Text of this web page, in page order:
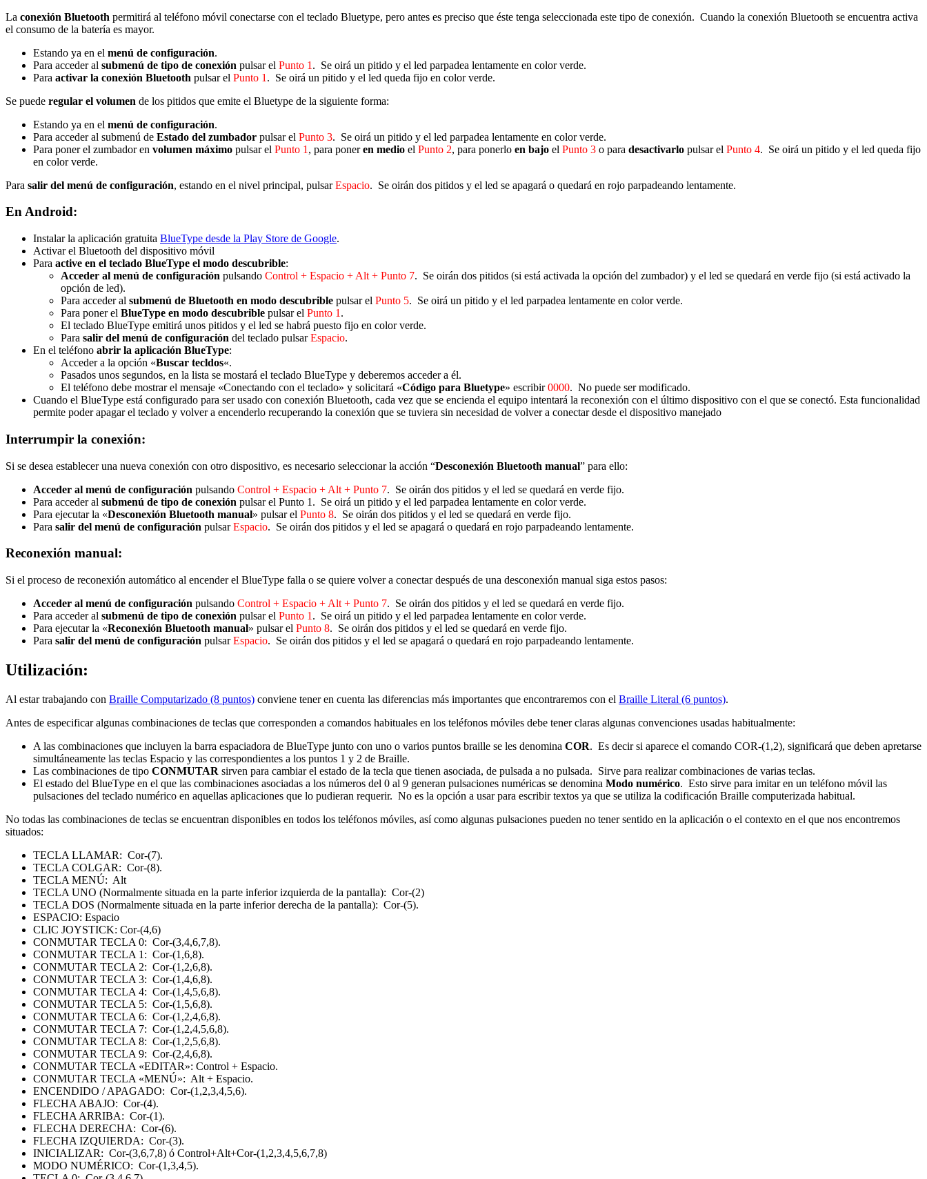
La conexión Bluetooth permitirá al teléfono móvil conectarse con el teclado Bluetype, pero antes es preciso que éste tenga seleccionada este tipo de conexión. Cuando la conexión Bluetooth se encuentra activa
el consumo de la batería es mayor.
Estando ya en el menú de configuración.
Para acceder al submenú de tipo de conexión pulsar el Punto 1 . Se oirá un pitido y el led parpadea lentamente en color verde.
Para activar la conexión Bluetooth pulsar el Punto 1 . Se oirá un pitido y el led queda fijo en color verde.
Se puede regular el volumen de los pitidos que emite el Bluetype de la siguiente forma:
Estando ya en el menú de configuración.
Para acceder al submenú de Estado del zumbador pulsar el Punto 3. Se oirá un pitido y el led parpadea lentamente en color verde.
Para poner el zumbador en volumen máximo pulsar el Punto 1 , para poneren medio el Punto 2, para ponerlo en bajo el Punto 3 o para desactivarlo pulsar el Punto 4. Se oirá un pitido y el led queda fijo
en color verde.
Para salir del menú de configuración, estando en el nivel principal, pulsarEspacio. Se oirán dos pitidos y el led se apagará o quedará en rojo parpadeando lentamente.
En Android:
Instalar la aplicación gratuita BlueType desde la Play Store de Google.
Activar el Bluetooth del dispositivo móvil
Para active en el teclado BlueType el modo descubrible:
Acceder al menú de configuración pulsando Control + Espacio + Alt + Punto 7. Se oirán dos pitidos (si está activada la opción del zumbador) y el led se quedará en verde fijo (si está activado la
opción de led).
Para acceder al submenú de Bluetooth en modo descubrible pulsar el Punto 5. Se oirá un pitido y el led parpadea lentamente en color verde.
Para poner el BlueType en modo descubrible pulsar el Punto 1 .
El teclado BlueType emitirá unos pitidos y el led se habrá puesto fijo en color verde.
Para salir del menú de configuración del teclado pulsarEspacio.
En el teléfono abrir la aplicación BlueType:
Acceder a la opción «Buscar tecldos«.
Pasados unos segundos, en la lista se mostará el teclado BlueType y deberemos acceder a él.
El teléfono debe mostrar el mensaje «Conectando con el teclado» y solicitará «Código para Bluetype» escribir0000. No puede ser modificado.
Cuando el BlueType está configurado para ser usado con conexión Bluetooth, cada vez que se encienda el equipo intentará la reconexión con el último dispositivo con el que se conectó. Esta funcionalidad
permite poder apagar el teclado y volver a encenderlo recuperando la conexión que se tuviera sin necesidad de volver a conectar desde el dispositivo manejado
Interrumpir la conexión:
Si se desea establecer una nueva conexión con otro dispositivo, es necesario seleccionar la acción “Desconexión Bluetooth manual” para ello:
Acceder al menú de configuración pulsando Control + Espacio + Alt + Punto 7. Se oirán dos pitidos y el led se quedará en verde fijo.
Para acceder al submenú de tipo de conexión pulsar el Punto 1. Se oirá un pitido y el led parpadea lentamente en color verde.
Para ejecutar la «Desconexión Bluetooth manual» pulsar el Punto 8. Se oirán dos pitidos y el led se quedará en verde fijo.
Para salir del menú de configuración pulsarEspacio. Se oirán dos pitidos y el led se apagará o quedará en rojo parpadeando lentamente.
Reconexión manual:
Si el proceso de reconexión automático al encender el BlueType falla o se quiere volver a conectar después de una desconexión manual siga estos pasos:
Acceder al menú de configuración pulsando Control + Espacio + Alt + Punto 7. Se oirán dos pitidos y el led se quedará en verde fijo.
Para acceder al submenú de tipo de conexión pulsar el Punto 1 . Se oirá un pitido y el led parpadea lentamente en color verde.
Para ejecutar la «Reconexión Bluetooth manual» pulsar el Punto 8. Se oirán dos pitidos y el led se quedará en verde fijo.
Para salir del menú de configuración pulsarEspacio. Se oirán dos pitidos y el led se apagará o quedará en rojo parpadeando lentamente.
Utilización:
Al estar trabajando con Braille Computarizado (8 puntos) conviene tener en cuenta las diferencias más importantes que encontraremos con el Braille Literal (6 puntos).
Antes de especificar algunas combinaciones de teclas que corresponden a comandos habituales en los teléfonos móviles debe tener claras algunas convenciones usadas habitualmente:
A las combinaciones que incluyen la barra espaciadora de BlueType junto con uno o varios puntos braille se les denomina COR. Es decir si aparece el comando COR-(1,2), significará que deben apretarse
simultáneamente las teclas Espacio y las correspondientes a los puntos 1 y 2 de Braille.
Las combinaciones de tipo CONMUTAR sirven para cambiar el estado de la tecla que tienen asociada, de pulsada a no pulsada. Sirve para realizar combinaciones de varias teclas.
El estado del BlueType en el que las combinaciones asociadas a los números del 0 al 9 generan pulsaciones numéricas se denomina Modo numérico. Esto sirve para imitar en un teléfono móvil las
pulsaciones del teclado numérico en aquellas aplicaciones que lo pudieran requerir. No es la opción a usar para escribir textos ya que se utiliza la codificación Braille computerizada habitual.
No todas las combinaciones de teclas se encuentran disponibles en todos los teléfonos móviles, así como algunas pulsaciones pueden no tener sentido en la aplicación o el contexto en el que nos encontremos
situados:
TECLA LLAMAR: Cor-(7).
TECLA COLGAR: Cor-(8).
TECLA MENÚ: Alt
TECLA UNO (Normalmente situada en la parte inferior izquierda de la pantalla): Cor-(2)
TECLA DOS (Normalmente situada en la parte inferior derecha de la pantalla): Cor-(5).
ESPACIO: Espacio
CLIC JOYSTICK: Cor-(4,6)
CONMUTAR TECLA 0: Cor-(3,4,6,7,8).
CONMUTAR TECLA 1: Cor-(1,6,8).
CONMUTAR TECLA 2: Cor-(1,2,6,8).
CONMUTAR TECLA 3: Cor-(1,4,6,8).
CONMUTAR TECLA 4: Cor-(1,4,5,6,8).
CONMUTAR TECLA 5: Cor-(1,5,6,8).
CONMUTAR TECLA 6: Cor-(1,2,4,6,8).
CONMUTAR TECLA 7: Cor-(1,2,4,5,6,8).
CONMUTAR TECLA 8: Cor-(1,2,5,6,8).
CONMUTAR TECLA 9: Cor-(2,4,6,8).
CONMUTAR TECLA «EDITAR»: Control + Espacio.
CONMUTAR TECLA «MENÚ»: Alt + Espacio.
ENCENDIDO / APAGADO: Cor-(1,2,3,4,5,6).
FLECHA ABAJO: Cor-(4).
FLECHA ARRIBA: Cor-(1).
FLECHA DERECHA: Cor-(6).
FLECHA IZQUIERDA: Cor-(3).
INICIALIZAR: Cor-(3,6,7,8) ó Control+Alt+Cor-(1,2,3,4,5,6,7,8)
MODO NUMÉRICO: Cor-(1,3,4,5).